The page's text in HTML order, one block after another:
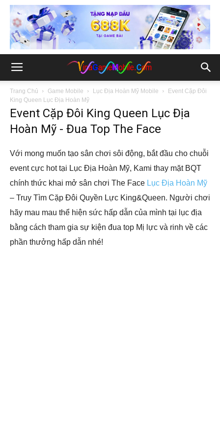
Trang Chủ Game Mobile Lục Địa Hoàn Mỹ Mobile
Event Cặp Đôi
King Queen Lục Địa Hoàn Mỹ
Event Cặp Đôi King Queen Lục Địa
Hoàn Mỹ - Đua Top The Face
Với mong muốn tạo sân chơi sôi động, bắt đầu cho chuỗi
event cực hot tại Lục Địa Hoàn Mỹ, Kami thay mặt BQT
chính thức khai mở sân chơi The Face Lục Địa Hoàn Mỹ
– Truy Tìm Cặp Đôi Quyền Lực King&Queen. Người chơi
hãy mau mau thể hiện sức hấp dẫn của mình tại lục địa
bằng cách tham gia sự kiện đua top Mị lực và rinh về các
phần thưởng hấp dẫn nhé!